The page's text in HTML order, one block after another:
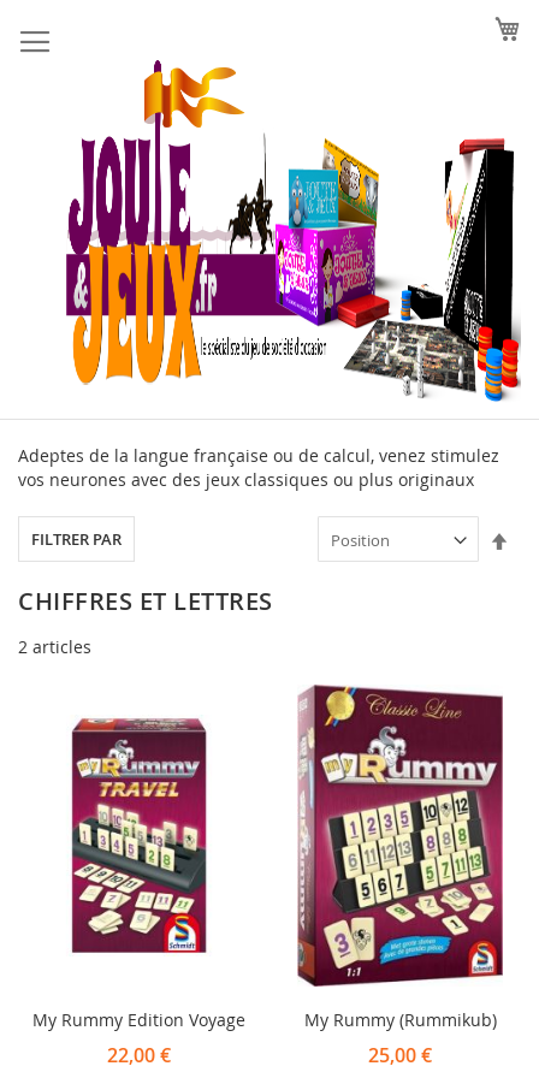
au
contenu
Adeptes de la langue française ou de calcul, venez stimulez
vos neurones avec des jeux classiques ou plus originaux
CHIFFRES ET LETTRES
2 articles
My Rummy Edition Voyage
22,00 €
My Rummy (Rummikub)
25,00 €
FILTRER PAR